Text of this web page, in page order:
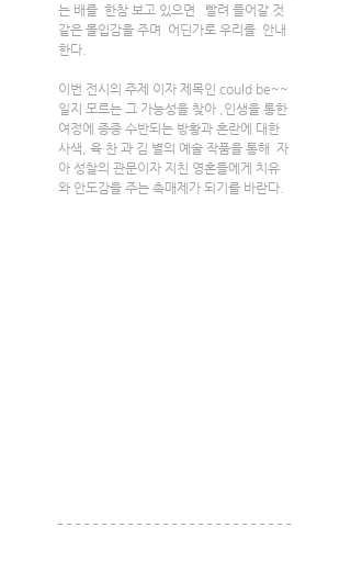
는 배를  한참 보고 있으면   빨려 들어갈 것
같은 몰입감을 주며  어딘가로 우리를  안내
한다.
이번 전시의 주제 이자 제목인 could be~~
일지 모르는 그 가능성을 찾아 ,인생을 통한
여정에 종종 수반되는 방황과 혼란에 대한
사색, 육 찬 과 김 별의 예술 작품을 통해  자
아 성찰의 관문이자 지친 영혼들에게 치유
와 안도감을 주는 촉매제가 되기를 바란다.